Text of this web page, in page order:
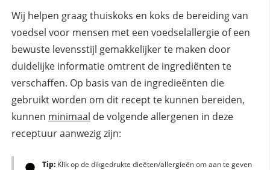
Wij helpen graag thuiskoks en koks de bereiding van
voedsel voor mensen met een voedselallergie of een
bewuste levensstijl gemakkelijker te maken door
duidelijke informatie omtrent de ingrediënten te
verschaffen. Op basis van de ingredieënten die
gebruikt worden om dit recept te kunnen bereiden,
kunnen minimaal de volgende allergenen in deze
receptuur aanwezig zijn:
Tip:Klik op de dikgedrukte dieëten/allergieën om aan te geven